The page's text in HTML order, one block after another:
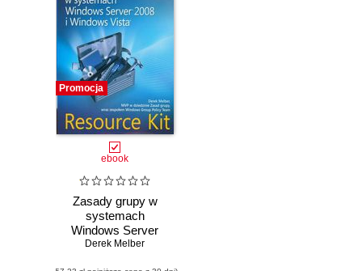
Promocja
ebook
Zasady grupy w
systemach
Windows Server
2008 i Windows
Derek Melber